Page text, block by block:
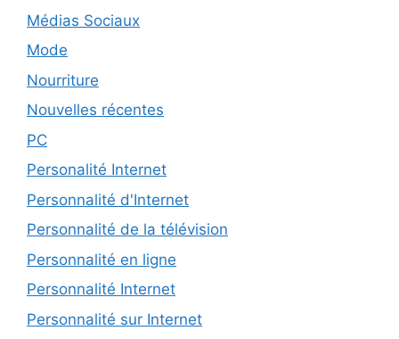
Médias Sociaux
Mode
Nourriture
Nouvelles récentes
PC
Personalité Internet
Personnalité d'Internet
Personnalité de la télévision
Personnalité en ligne
Personnalité Internet
Personnalité sur Internet